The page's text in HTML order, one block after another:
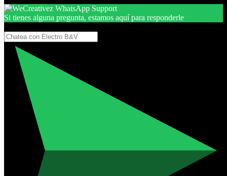
Si tienes alguna pregunta, estamos aquí para responderle